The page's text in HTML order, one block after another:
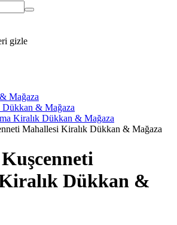
gizle
Mağaza
Dükkan & Mağaza
Kiralık Dükkan & Mağaza
Mahallesi Kiralık Dükkan & Mağaza
Dükkan &